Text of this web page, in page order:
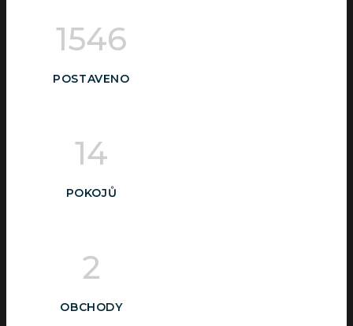
1546
POSTAVENO
14
POKOJŮ
2
OBCHODY